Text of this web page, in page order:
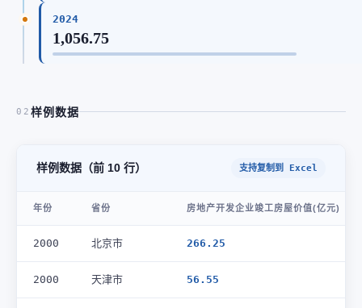
2024
1,056.75
02 样例数据
样例数据（前 10 行） 支持复制到 Excel
年份 省份 房地产开发企业竣工房屋价值(亿元)
2000 北京市 266.25
2000 天津市 56.55